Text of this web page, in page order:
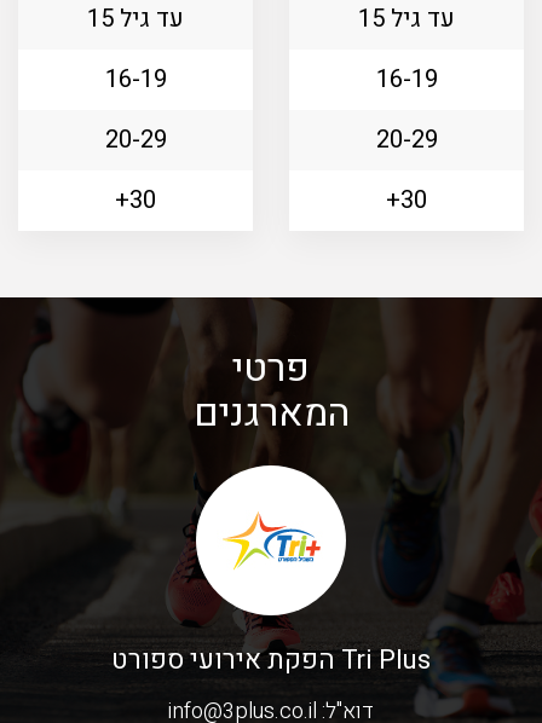
עד גיל 15
16-19
20-29
30+
עד גיל 15
16-19
20-29
30+
פרטי
המארגנים
Tri Plus הפקת אירועי ספורט
דוא"ל:info@3plus.co.il